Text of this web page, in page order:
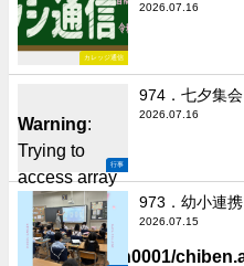
カレッジ通信
2026.07.16
Warning:
Trying to
access array
offset on false
in
/home/chiben0001/
行事
974．七夕集会
2026.07.16
973．幼小連
2026.07.15